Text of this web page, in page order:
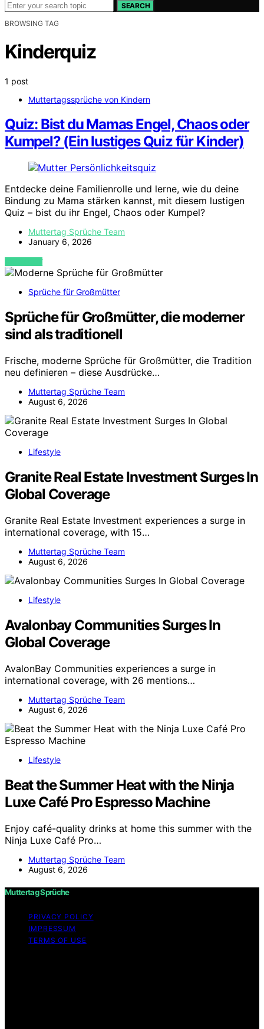
SEARCH
BROWSING TAG
Kinderquiz
1 post
Muttertagssprüche von Kindern
Quiz: Bist du Mamas Engel, Chaos oder
Kumpel? (Ein lustiges Quiz für Kinder)
Entdecke deine Familienrolle und lerne, wie du deine
Bindung zu Mama stärken kannst, mit diesem lustigen
Quiz – bist du ihr Engel, Chaos oder Kumpel?
Muttertag Sprüche Team
January 6, 2026
VIEW POST
Sprüche für Großmütter
Sprüche für Großmütter, die moderner
sind als traditionell
Frische, moderne Sprüche für Großmütter, die Tradition
neu definieren – diese Ausdrücke…
Muttertag Sprüche Team
August 6, 2026
Lifestyle
Granite Real Estate Investment Surges In
Global Coverage
Granite Real Estate Investment experiences a surge in
international coverage, with 15…
Muttertag Sprüche Team
August 6, 2026
Lifestyle
Avalonbay Communities Surges In
Global Coverage
AvalonBay Communities experiences a surge in
international coverage, with 26 mentions…
Muttertag Sprüche Team
August 6, 2026
Lifestyle
Beat the Summer Heat with the Ninja
Luxe Café Pro Espresso Machine
Enjoy café-quality drinks at home this summer with the
Ninja Luxe Café Pro…
Muttertag Sprüche Team
August 6, 2026
Muttertag Sprüche
PRIVACY POLICY
IMPRESSUM
TERMS OF USE